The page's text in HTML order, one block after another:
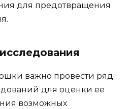
для предотвращения
важно провести ряд
для оценки ее
возможных